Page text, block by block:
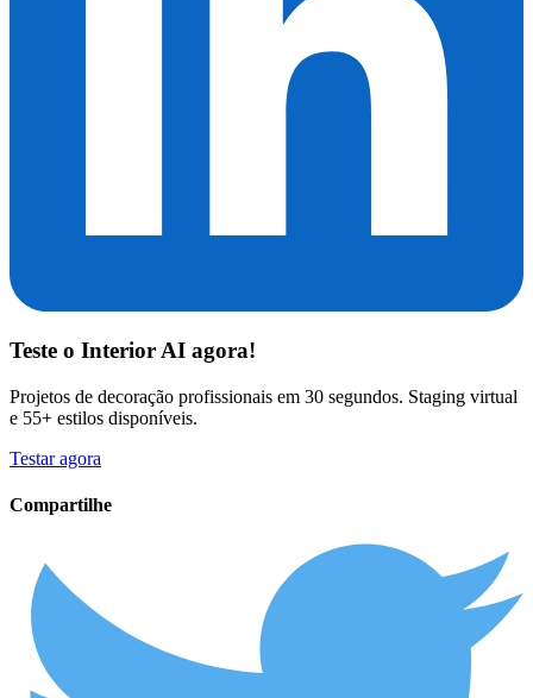
Teste o Interior AI agora!
Projetos de decoração profissionais em 30 segundos. Staging virtual
e 55+ estilos disponíveis.
Testar agora
Compartilhe